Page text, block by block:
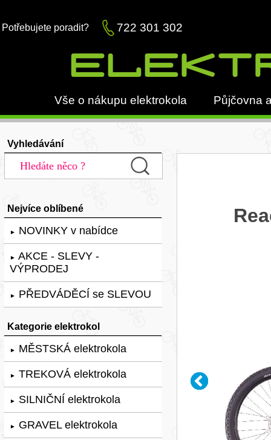
Potřebujete poradit? 722 301 302
Vše o nákupu elektrokola Půjčovna
Vyhledávání
Nejvíce oblíbené
► NOVINKY v nabídce
► AKCE - SLEVY -
VÝPRODEJ
► PŘEDVÁDĚCÍ se SLEVOU
Kategorie elektrokol
► MĚSTSKÁ elektrokola
► TREKOVÁ elektrokola
► SILNIČNÍ elektrokola
► GRAVEL elektrokola